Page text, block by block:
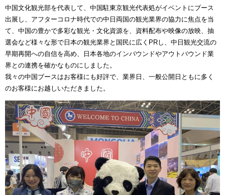
中国文化観光部を代表して、中国駐東京観光代表処がイベントにブース
出展し、アフターコロナ時代での中日両国の観光業界の協力に焦点を当
て、中国の豊かで多彩な観光・文化資源を、資料配布や映像の放映、抽
選会など様々な形で日本の観光業界と国民に広くPRし、中日観光交流の
早期再開への自信を高め、日本各地のインバウンドやアウトバウンド業
界との連携を確かなものにしました。
我々の中国ブースはお客様にも好評で、業界日、一般公開日ともに多く
のお客様にお越しいただきました。